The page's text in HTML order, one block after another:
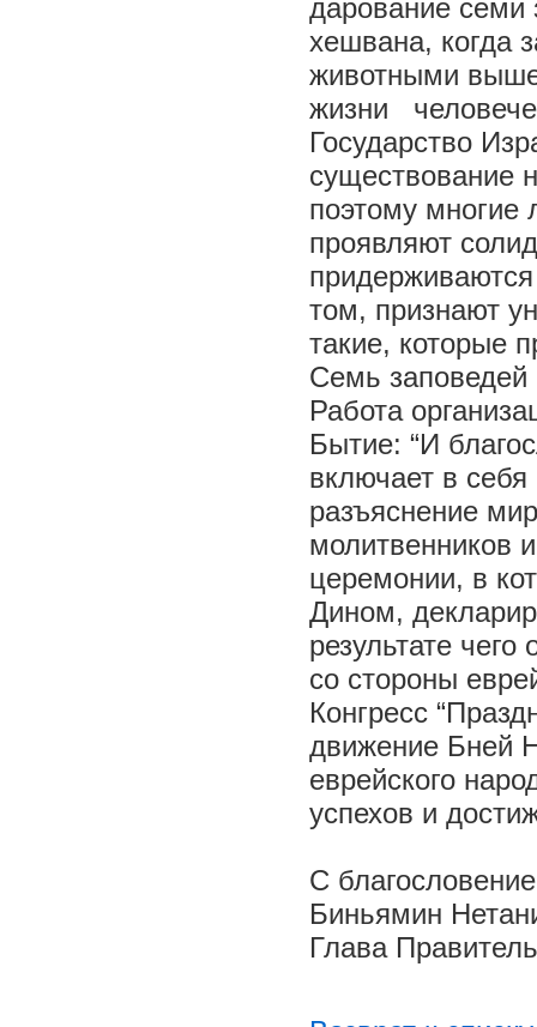
дарование семи
хешвана, когда
животными
жизни
Государство
существование
поэтому
проявляют
том, признают
такие, которые
Семь заповедей
Работа
Бытие: “И
включает в
разъяснение
молитвенников
церемонии, в
Дином,
результате
со стороны
Конгресс
движение Бней
еврейского
успехов и
С
Биньямин
Глава